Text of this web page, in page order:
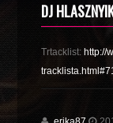
DJ
Trtacklist: http://